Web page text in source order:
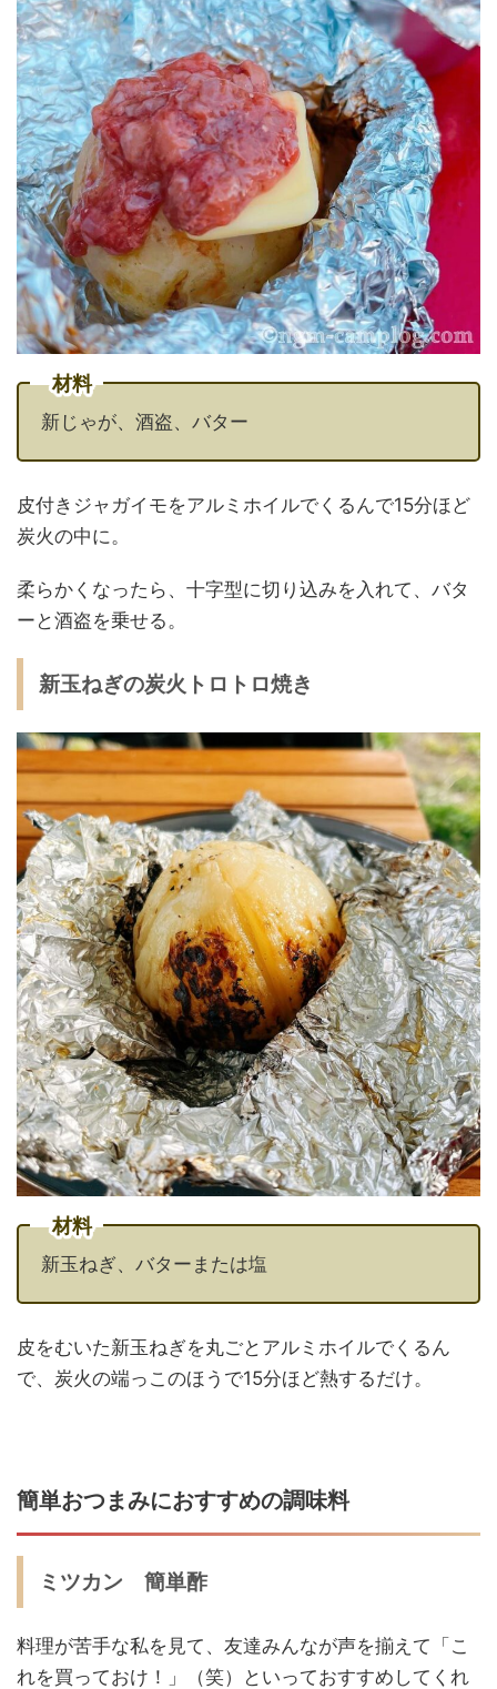
材料
新じゃが、酒盗、バター
皮付きジャガイモをアルミホイルでくるんで15分ほど
炭火の中に。
柔らかくなったら、十字型に切り込みを入れて、バタ
ーと酒盗を乗せる。
新玉ねぎの炭火トロトロ焼き
材料
新玉ねぎ、バターまたは塩
皮をむいた新玉ねぎを丸ごとアルミホイルでくるん
で、炭火の端っこのほうで15分ほど熱するだけ。
簡単おつまみにおすすめの調味料
ミツカン 簡単酢
料理が苦手な私を見て、友達みんなが声を揃えて「こ
れを買っておけ！」（笑）といっておすすめしてくれ